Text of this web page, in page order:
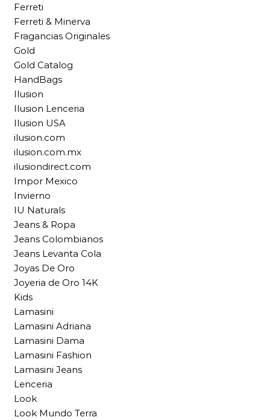
Ferreti
Ferreti & Minerva
Fragancias Originales
Gold
Gold Catalog
HandBags
Ilusion
Ilusion Lenceria
Ilusion USA
ilusion.com
ilusion.com.mx
ilusiondirect.com
Impor Mexico
Invierno
IU Naturals
Jeans & Ropa
Jeans Colombianos
Jeans Levanta Cola
Joyas De Oro
Joyeria de Oro 14K
Kids
Lamasini
Lamasini Adriana
Lamasini Dama
Lamasini Fashion
Lamasini Jeans
Lenceria
Look
Look Mundo Terra